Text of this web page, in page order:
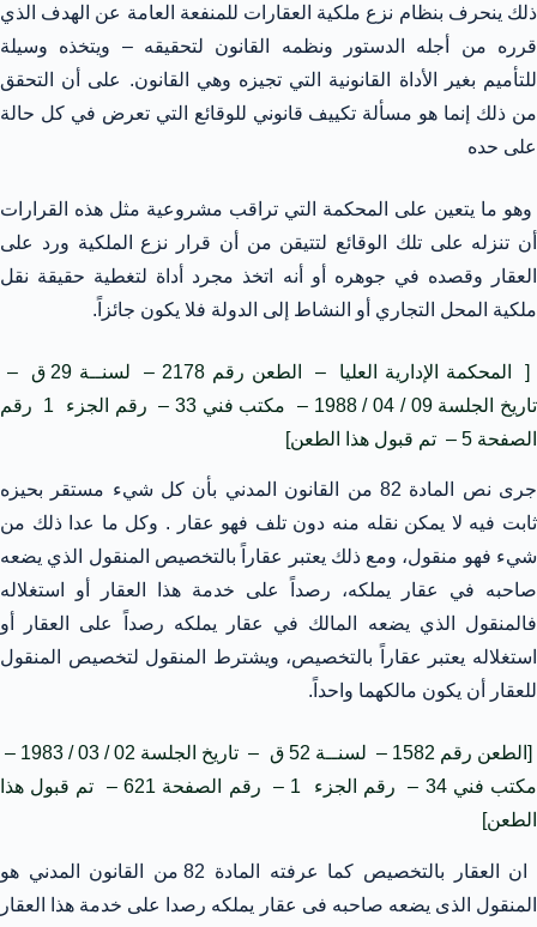
ذلك ينحرف بنظام نزع ملكية العقارات للمنفعة العامة عن الهدف الذي
قرره من أجله الدستور ونظمه القانون لتحقيقه – ويتخذه وسيلة
للتأميم بغير الأداة القانونية التي تجيزه وهي القانون. على أن التحقق
من ذلك إنما هو مسألة تكييف قانوني للوقائع التي تعرض في كل حالة
على حده
وهو ما يتعين على المحكمة التي تراقب مشروعية مثل هذه القرارات
أن تنزله على تلك الوقائع لتتيقن من أن قرار نزع الملكية ورد على
العقار وقصده في جوهره أو أنه اتخذ مجرد أداة لتغطية حقيقة نقل
ملكية المحل التجاري أو النشاط إلى الدولة فلا يكون جائزاً.
[ المحكمة الإدارية العليا – الطعن رقم 2178 – لسنــة 29 ق –
تاريخ الجلسة 09 / 04 / 1988 – مكتب فني 33 – رقم الجزء 1 رقم
الصفحة 5 – تم قبول هذا الطعن]
جرى نص المادة 82 من القانون المدني بأن كل شيء مستقر بحيزه
ثابت فيه لا يمكن نقله منه دون تلف فهو عقار . وكل ما عدا ذلك من
شيء فهو منقول، ومع ذلك يعتبر عقاراً بالتخصيص المنقول الذي يضعه
صاحبه في عقار يملكه، رصداً على خدمة هذا العقار أو استغلاله
فالمنقول الذي يضعه المالك في عقار يملكه رصداً على العقار أو
استغلاله يعتبر عقاراً بالتخصيص، ويشترط المنقول لتخصيص المنقول
للعقار أن يكون مالكهما واحداً.
[الطعن رقم 1582 – لسنــة 52 ق – تاريخ الجلسة 02 / 03 / 1983 –
مكتب فني 34 – رقم الجزء 1 – رقم الصفحة 621 – تم قبول هذا
الطعن]
ان العقار بالتخصيص كما عرفته المادة 82 من القانون المدني هو
المنقول الذى يضعه صاحبه فى عقار يملكه رصدا على خدمة هذا العقار